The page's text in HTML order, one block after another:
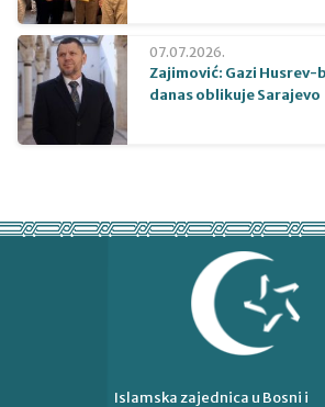
07.07.2026.
Zajimović: Gazi Husrev-
danas oblikuje Sarajevo
Islamska zajednica u Bosni i